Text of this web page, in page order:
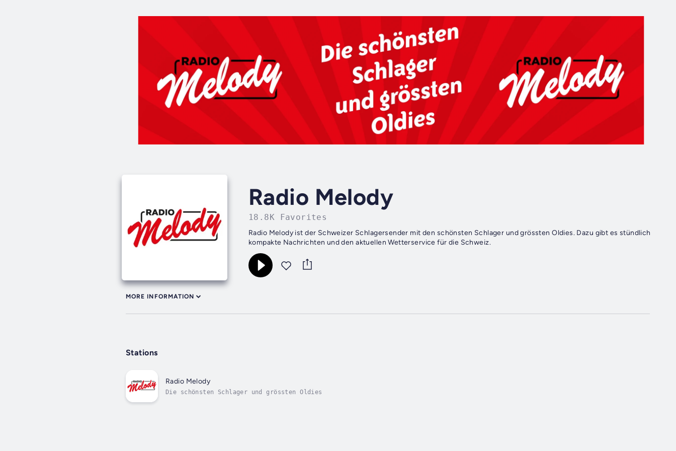
Radio Melody
18.8K Favorites
Radio Melody ist der Schweizer Schlagersender mit den schönsten Schlager und grössten Oldies. Dazu gibt es stündlich
kompakte Nachrichten und den aktuellen Wetterservice für die Schweiz.
MORE INFORMATION
Stations
Radio Melody
Die schönsten Schlager und grössten Oldies